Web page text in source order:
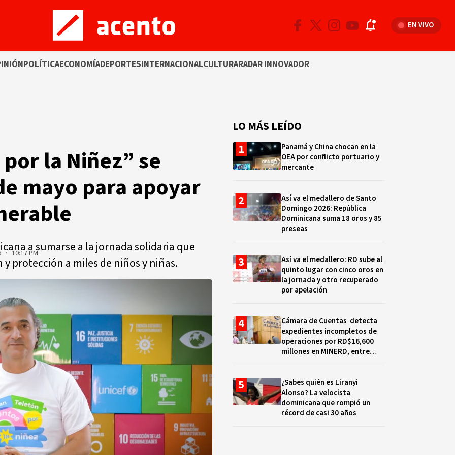
EN VIVO
POLÍTICAECONOMÍADEPORTESINTERNACIONALCULTURARADAR INNOVADOR
la Niñez” se
mayo para apoyar
a sumarse a la jornada solidaria que
protección a miles de niños y niñas.
· 10:17 PM
LO MÁS LEÍDO
Panamá y China chocan en la
OEA por conflicto portuario y
mercante
Así va el medallero de Santo
Domingo 2026: República
Dominicana suma 18 oros y 85
preseas
Así va el medallero: RD sube al
quinto lugar con cinco oros en
la jornada y otro recuperado
por apelación
Cámara de Cuentas detecta
expedientes incompletos de
operaciones por RD$16,600
millones en MINERD, entre
¿Sabes quién es Liranyi
Alonso? La velocista
dominicana que rompió un
récord de casi 30 años